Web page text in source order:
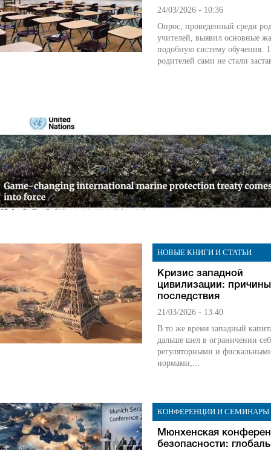
24/03/2026 - 10:36
Опрос, проведенный среди
учителей, выявил основные
подобную систему обучения.
родителей сами не стали
НОВЫЕ КНИГИ И СТАТЬИ
Кризис западной
цивилизации:
последствия
21/03/2026 - 13:40
В то же время западный
дальше шел в ограничении
регуляторными и
нормами,...
КОНФЕРЕНЦИИ И СЕМИНАРЫ
Мюнхенская
безопасности: